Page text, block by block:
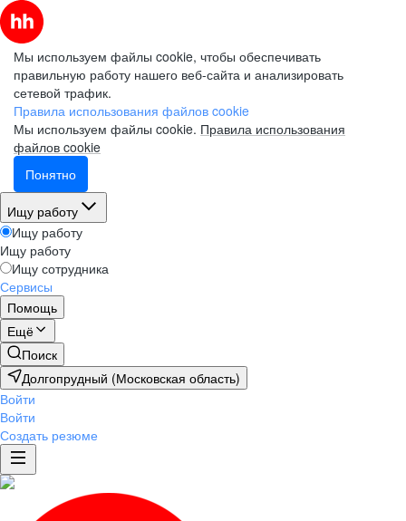
Мы используем файлы cookie, чтобы обеспечивать
правильную работу нашего веб-сайта и анализировать
сетевой трафик.
Правила использования файлов cookie
Мы используем файлы cookie. Правила использования
файлов cookie
Понятно
Ищу работу
Ищу работу
Ищу работу
Ищу сотрудника
Сервисы
Помощь
Ещё
Поиск
Долгопрудный (Московская область)
Войти
Войти
Создать резюме